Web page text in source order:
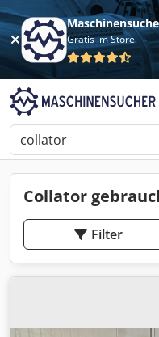
Gratis im Store
Collator
Filter